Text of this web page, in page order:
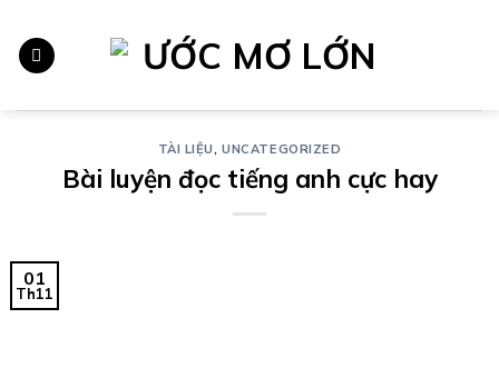
đến
nội
TÀI LIỆU,UNCATEGORIZED
Bài luyện đọc tiếng anh cực hay
01
Th11